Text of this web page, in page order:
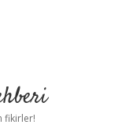
fikirler!